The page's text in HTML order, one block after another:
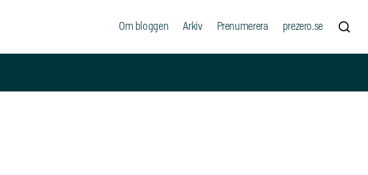
Om bloggen Arkiv Prenumerera prezero.se